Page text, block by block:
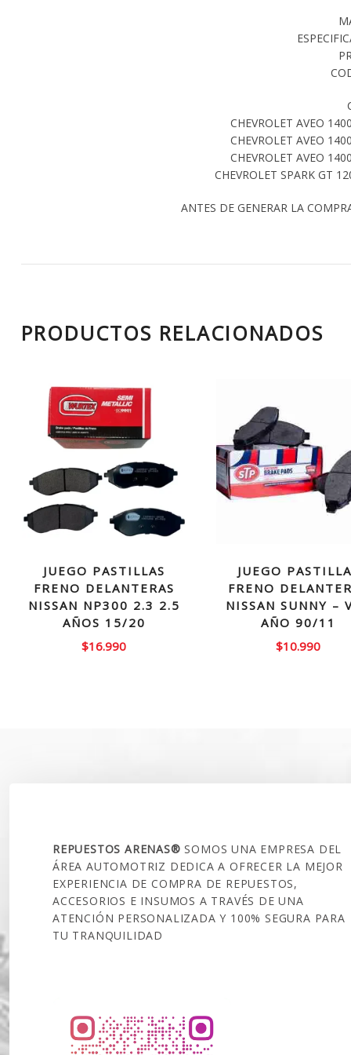
CHEVROLET AVEO
CHEVROLET AVEO
CHEVROLET AVEO
CHEVROLET SPARK GT
ANTES DE GENERAR LA
PRODUCTOS RELACIONADOS
JUEGO PASTILLAS
FRENO DELANTERAS
NISSAN NP300 2.3 2.5
AÑOS 15/20
$16.990
JUEGO
FRENO
NISSAN SUNNY –
AÑO 90/11
$10.990
REPUESTOS ARENAS®SOMOS UNA EMPRESA DEL
ÁREA AUTOMOTRIZ DEDICA A OFRECER LA MEJOR
EXPERIENCIA DE COMPRA DE REPUESTOS,
ACCESORIOS E INSUMOS A TRAVÉS DE UNA
ATENCIÓN PERSONALIZADA Y 100% SEGURA PARA
TU TRANQUILIDAD